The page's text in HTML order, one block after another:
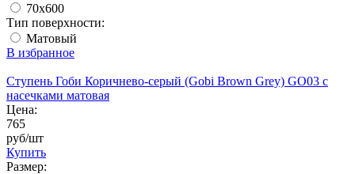
70x600
Тип поверхности:
Матовый
В избранное
Ступень Гоби Коричнево-серый (Gobi Brown Grey) GO03 с
насечками матовая
Цена:
765
руб/шт
Купить
Размер: